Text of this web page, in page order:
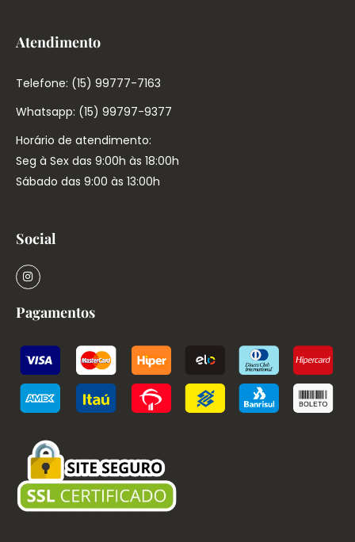
Atendimento
Telefone: (15) 99777-7163
Whatsapp: (15) 99797-9377
Horário de atendimento:
Seg à Sex das 9:00h às 18:00h
Sábado das 9:00 às 13:00h
Social
Pagamentos